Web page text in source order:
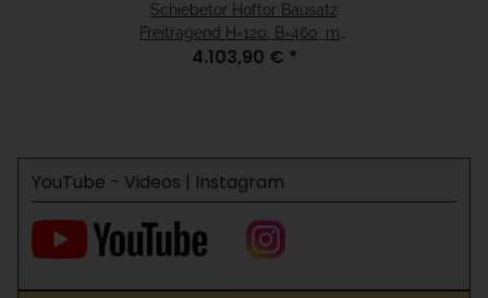
Schiebetor Hoftor Bausatz
Freitragend H=120, B=460, mit
E-Antrieb Weiß
4.103,90 € *
YouTube - Videos | Instagram